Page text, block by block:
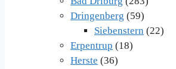
Dringenberg (59)
Siebenstern (22)
Erpentrup (18)
Herste (36)